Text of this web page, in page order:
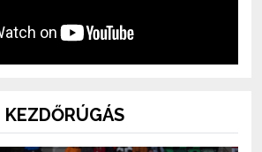
KEZDŐRÚGÁS